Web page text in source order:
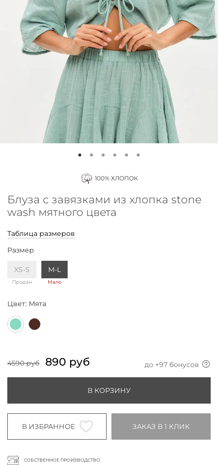
Блуза с завязками из хлопка stone
wash мятного цвета
100% ХЛОПОК
Таблица размеров
Размер
XS-S
Продан
M-L
Мало
Цвет: Мята
4590 руб 890 руб до +97 бонусов
В КОРЗИНУ
В ИЗБРАННОЕ ЗАКАЗ В 1 КЛИК
СОБСТВЕННОЕ ПРОИЗВОДСТВО